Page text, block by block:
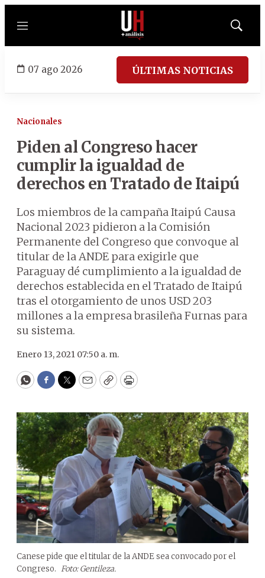
Menú
Mostrar
07 ago 2026 ÚLTIMAS NOTICIAS
Nacionales
Piden al Congreso hacer
cumplir la igualdad de
derechos en Tratado de Itaipú
Los miembros de la campaña Itaipú Causa
Nacional 2023 pidieron a la Comisión
Permanente del Congreso que convoque al
titular de la ANDE para exigirle que
Paraguay dé cumplimiento a la igualdad de
derechos establecida en el Tratado de Itaipú
tras el otorgamiento de unos USD 203
millones a la empresa brasileña Furnas para
su sistema.
Enero 13, 2021 07:50 a. m.
WhatsApp
Facebook
Twitter
EmailCopyPrint
Canese pide que el titular de la ANDE sea convocado por el
Congreso. Foto: Gentileza.